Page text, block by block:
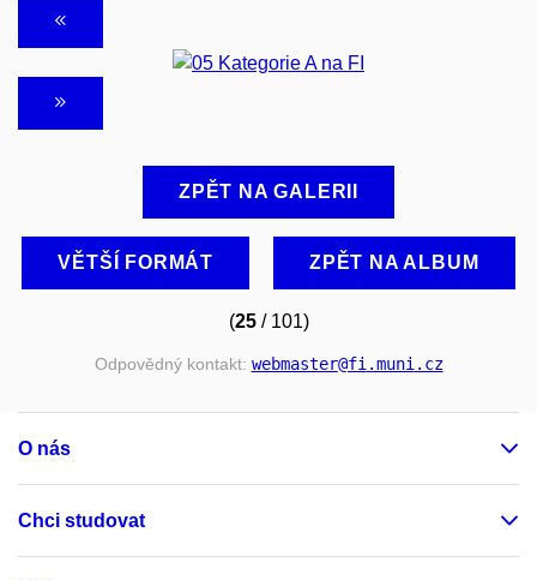
ZPĚT NA GALERII
VĚTŠÍ FORMÁT ZPĚT NA ALBUM
(25/ 101)
Odpovědný kontakt: webmaster@fi.muni.cz
O nás
Chci studovat